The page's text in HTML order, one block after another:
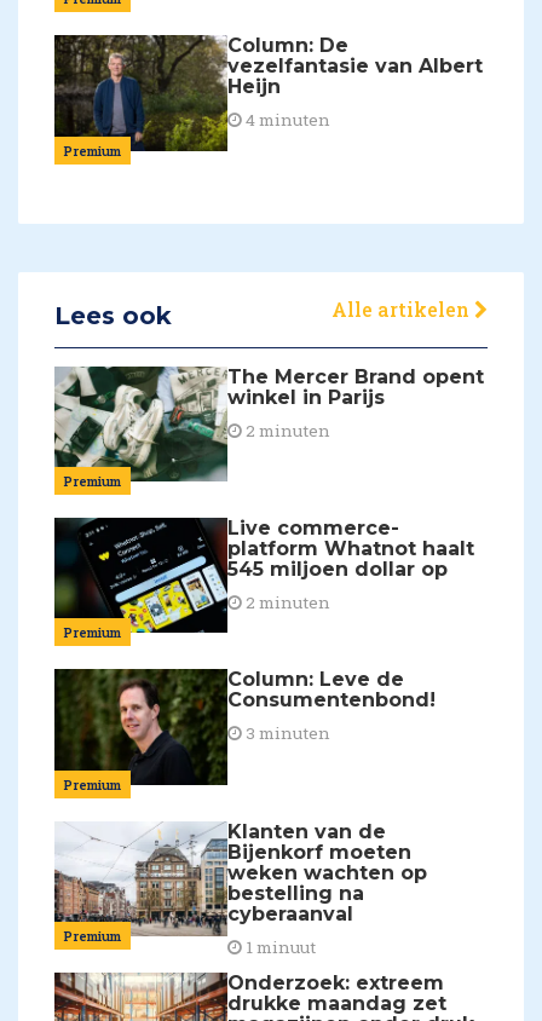
Premium
Column: De
vezelfantasie van Albert
Heijn
4 minuten
Lees ook Alle artikelen
Premium
The Mercer Brand opent
winkel in Parijs
2 minuten
Premium
Live commerce-
platform Whatnot haalt
545 miljoen dollar op
2 minuten
Premium
Column: Leve de
Consumentenbond!
3 minuten
Premium
Klanten van de
Bijenkorf moeten
weken wachten op
bestelling na
cyberaanval
1 minuut
Onderzoek: extreem
drukke maandag zet